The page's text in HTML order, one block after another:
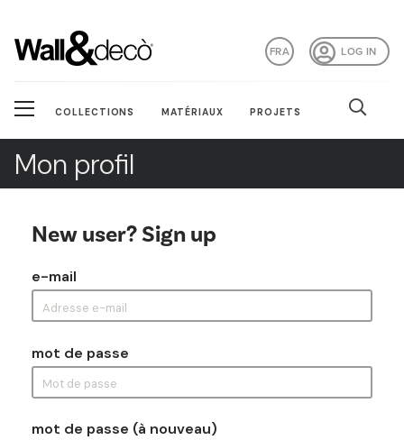
LOG IN
FRA
COLLECTIONS MATÉRIAUX PROJETS
Mon profil
New user? Sign up
e-mail
mot de passe
mot de passe (à nouveau)